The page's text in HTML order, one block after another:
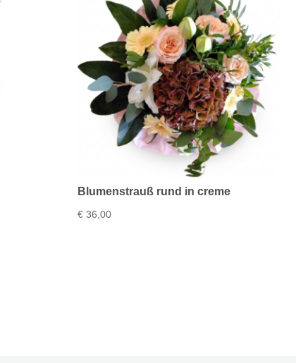
Blumenstrauß rund in creme
€36,00